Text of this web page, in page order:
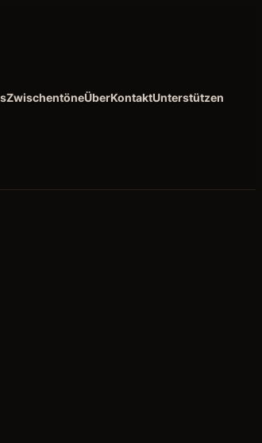
ZwischentöneÜberKontaktUnterstützen